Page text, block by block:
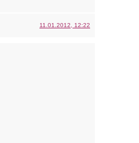
11.01.2012, 12:22